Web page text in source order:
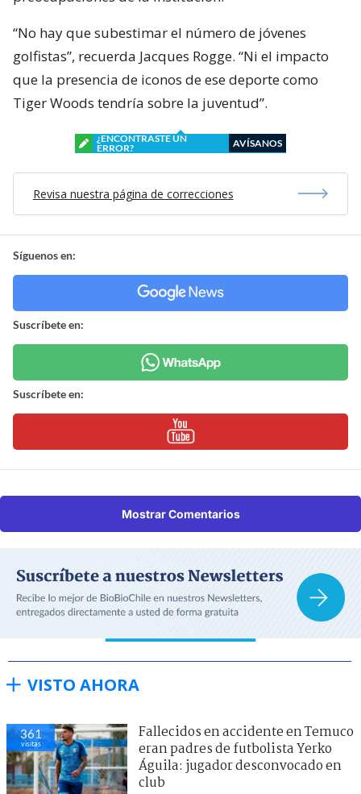
“No hay que subestimar el número de jóvenes
golfistas”, recuerda Jacques Rogge. “Ni el impacto
que la presencia de iconos de ese deporte como
Tiger Woods tendría sobre la juventud”.
¿ENCONTRASTE UN
ERROR?
AVÍSANOS
Revisa nuestra página de correcciones
Síguenos en:
Suscríbete en:
Suscríbete en:
Mostrar Comentarios
VISTO AHORA
361
visitas
Fallecidos en accidente en Temuco
eran padres de futbolista Yerko
Águila: jugador desconvocado en
club